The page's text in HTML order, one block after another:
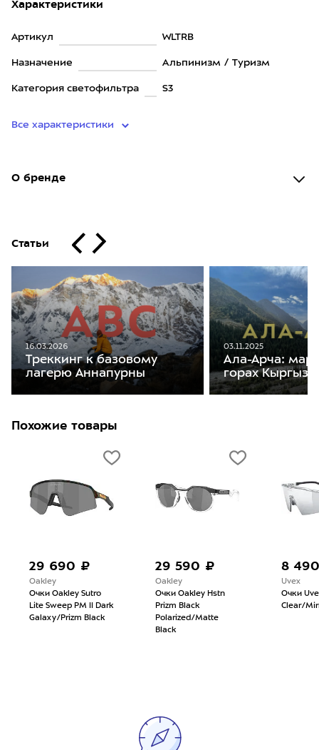
Характеристики
Артикул WLTRB
Назначение Альпинизм / Туризм
Категория светофильтра S3
Все характеристики
О бренде
Статьи
16.03.2026
Треккинг к базовому
лагерю Аннапурны
03.11.2025
Ала-Арча:
горах
Похожие товары
29 690 ₽
Oakley
Очки Oakley Sutro
Lite Sweep PM II Dark
Galaxy/Prizm Black
29 590 ₽
Oakley
Очки Oakley Hstn
Prizm Black
Polarized/Matte
Black
8
Uvex
Очки
Clear/